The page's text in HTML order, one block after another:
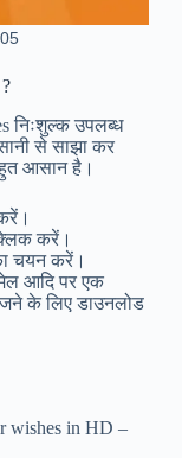
निःशुल्क उपलब्ध
से साझा कर
आसान है।
करें।
चयन करें।
आदि पर एक
के लिए डाउनलोड
wishes in HD –